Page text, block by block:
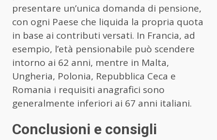
presentare un’unica domanda di pensione,
con ogni Paese che liquida la propria quota
in base ai contributi versati. In Francia, ad
esempio, l’età pensionabile può scendere
intorno ai 62 anni, mentre in Malta,
Ungheria, Polonia, Repubblica Ceca e
Romania i requisiti anagrafici sono
generalmente inferiori ai 67 anni italiani.
Conclusioni e consigli